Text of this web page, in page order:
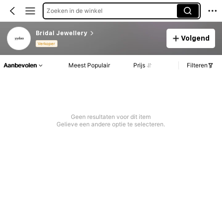
Zoeken in de winkel
Bridal Jewellery
Verkoper
Volgend
Aanbevolen Meest Populair Prijs Filteren
Geen resultaten voor dit item
Gelieve een andere optie te selecteren.